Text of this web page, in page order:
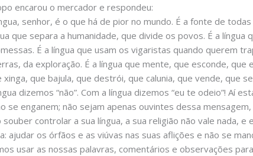
encarou o mercador e respondeu:
senhor, é o que há de pior no mundo. É a fonte de
que separa a humanidade, que divide os povos. É a
É a língua que usam os vigaristas quando querem
da exploração. É a língua que mente, que esconde,
xinga, que bajula, que destrói, que calunia, que vende, que
dizemos “não”. Com a língua dizemos “eu te odeio”! Aí
se enganem; não sejam apenas ouvintes dessa
souber controlar a sua língua, a sua religião não vale nada,
ajudar os órfãos e as viúvas nas suas aflições e não se
usar as nossas palavras, comentários e observações